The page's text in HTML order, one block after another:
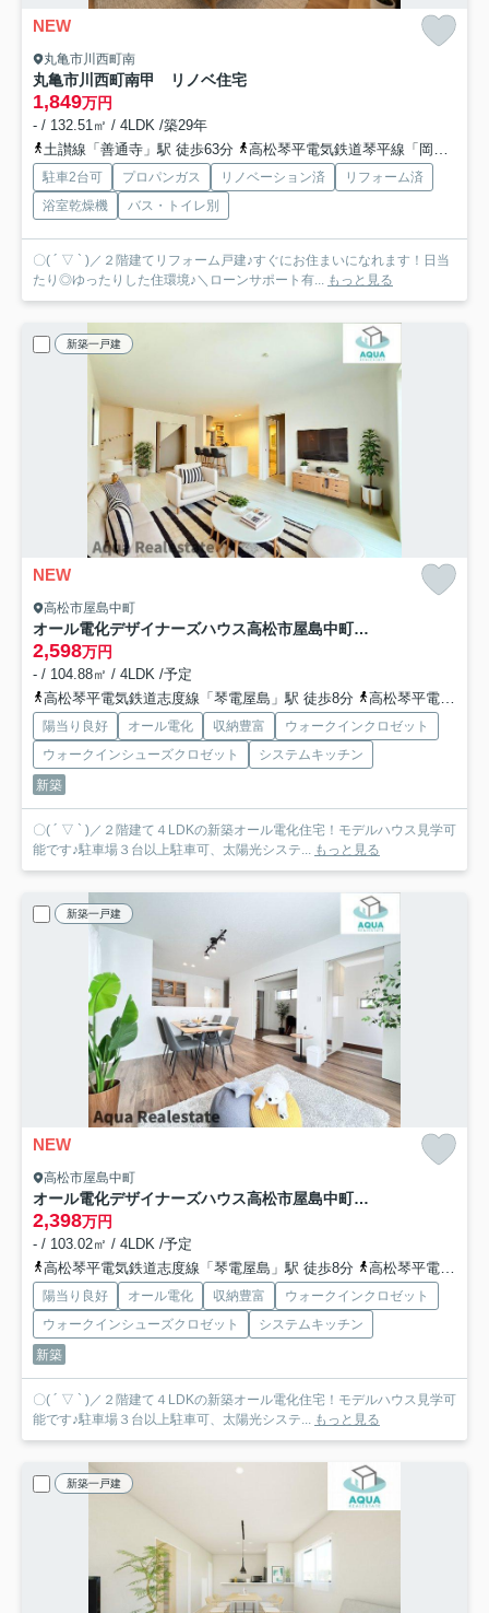
NEW
丸亀市川西町南
丸亀市川西町南甲 リノベ住宅
1,849万円
- / 132.51㎡ / 4LDK /築29年
土讃線「善通寺」駅 徒歩63分
高松琴平電気鉄道琴平線「岡田」駅 徒歩75分
駐車2台可 プロパンガス リノベーション済
リフォーム済
浴室乾燥機
バス・トイレ別
〇( ´ ▽ ` )／２階建てリフォーム戸建♪すぐにお住まいになれます！日当
たり◎ゆったりした住環境♪＼ローンサポート有... もっと見る
新築一戸建
NEW
高松市屋島中町
オール電化デザイナーズハウス高松市屋島中町建売②
2,598万円
- / 104.88㎡ / 4LDK /予定
高松琴平電気鉄道志度線「琴電屋島」駅 徒歩8分
高松琴平電気鉄道志度線「潟元」駅 徒歩8分
陽当り良好 オール電化 収納豊富
ウォークインクロゼット
ウォークインシューズクロゼット
システムキッチン
新築
〇( ´ ▽ ` )／２階建て４LDKの新築オール電化住宅！モデルハウス見学可
能です♪駐車場３台以上駐車可、太陽光システ... もっと見る
新築一戸建
NEW
高松市屋島中町
オール電化デザイナーズハウス高松市屋島中町建売①
2,398万円
- / 103.02㎡ / 4LDK /予定
高松琴平電気鉄道志度線「琴電屋島」駅 徒歩8分
高松琴平電気鉄道志度線「潟元」駅 徒歩8分
陽当り良好 オール電化 収納豊富
ウォークインクロゼット
ウォークインシューズクロゼット
システムキッチン
新築
〇( ´ ▽ ` )／２階建て４LDKの新築オール電化住宅！モデルハウス見学可
能です♪駐車場３台以上駐車可、太陽光システ... もっと見る
新築一戸建